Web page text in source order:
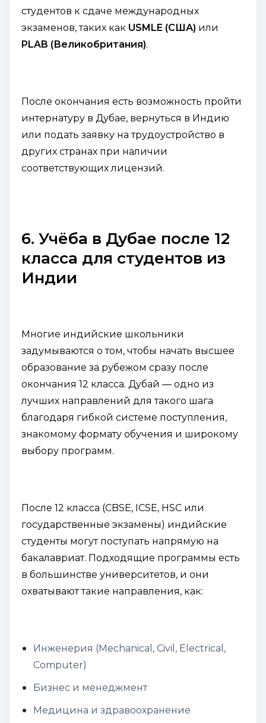
студентов к сдаче международных
экзаменов, таких как USMLE (США) или
PLAB (Великобритания).
После окончания есть возможность пройти
интернатуру в Дубае, вернуться в Индию
или подать заявку на трудоустройство в
других странах при наличии
соответствующих лицензий.
6. Учёба в Дубае после 12
класса для студентов из
Индии
Многие индийские школьники
задумываются о том, чтобы начать высшее
образование за рубежом сразу после
окончания 12 класса. Дубай — одно из
лучших направлений для такого шага
благодаря гибкой системе поступления,
знакомому формату обучения и широкому
выбору программ.
После 12 класса (CBSE, ICSE, HSC или
государственные экзамены) индийские
студенты могут поступать напрямую на
бакалавриат. Подходящие программы есть
в большинстве университетов, и они
охватывают такие направления, как:
Инженерия (Mechanical, Civil, Electrical,
Computer)
Бизнес и менеджмент
Медицина и здравоохранение